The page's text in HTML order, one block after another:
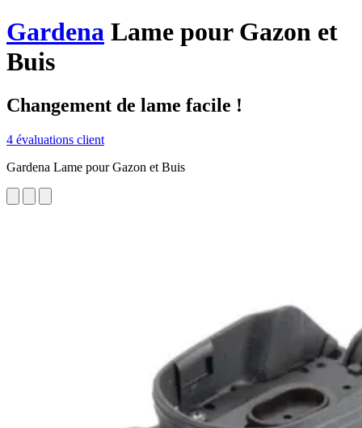
Gardena Lame pour Gazon et
Buis
Changement de lame facile !
4 évaluations client
Gardena Lame pour Gazon et Buis